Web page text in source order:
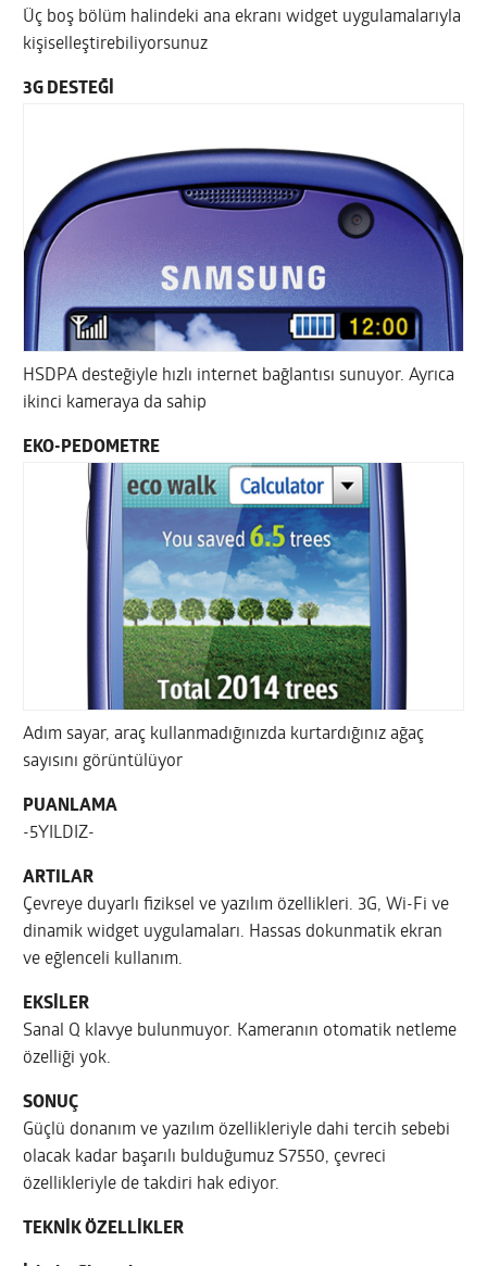
Üç boş bölüm halindeki ana ekranı widget uygulamalarıyla
kişiselleştirebiliyorsunuz
3G DESTEĞİ
HSDPA desteğiyle hızlı internet bağlantısı sunuyor. Ayrıca
ikinci kameraya da sahip
EKO-PEDOMETRE
Adım sayar, araç kullanmadığınızda kurtardığınız ağaç
sayısını görüntülüyor
PUANLAMA
-5YILDIZ-
ARTILAR
Çevreye duyarlı fiziksel ve yazılım özellikleri. 3G, Wi-Fi ve
dinamik widget uygulamaları. Hassas dokunmatik ekran
ve eğlenceli kullanım.
EKSİLER
Sanal Q klavye bulunmuyor. Kameranın otomatik netleme
özelliği yok.
SONUÇ
Güçlü donanım ve yazılım özellikleriyle dahi tercih sebebi
olacak kadar başarılı bulduğumuz S7550, çevreci
özellikleriyle de takdiri hak ediyor.
TEKNİK ÖZELLİKLER